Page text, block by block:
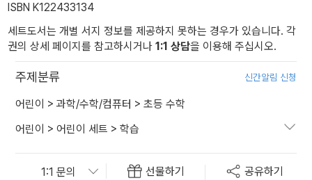
ISBN K122433134
세트도서는 개별 서지 정보를 제공하지 못하는 경우가 있습니다. 각
권의 상세 페이지를 참고하시거나 1:1 상담을 이용해 주십시오.
주제분류 신간알림 신청
어린이 > 과학/수학/컴퓨터 > 초등 수학
어린이 > 어린이 세트 > 학습
선물하기 공유하기